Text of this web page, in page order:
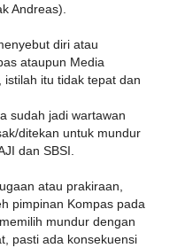
Andreas).
diri atau
ataupun Media
itu tidak tepat dan
sudah jadi wartawan
ditekan untuk mundur
dan SBSI.
atau prakiraan,
pimpinan Kompas pada
mundur dengan
pasti ada konsekuensi